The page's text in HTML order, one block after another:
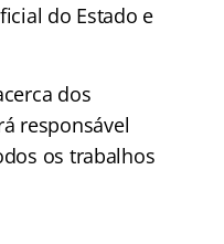
do Estado e
dos
responsável
os trabalhos